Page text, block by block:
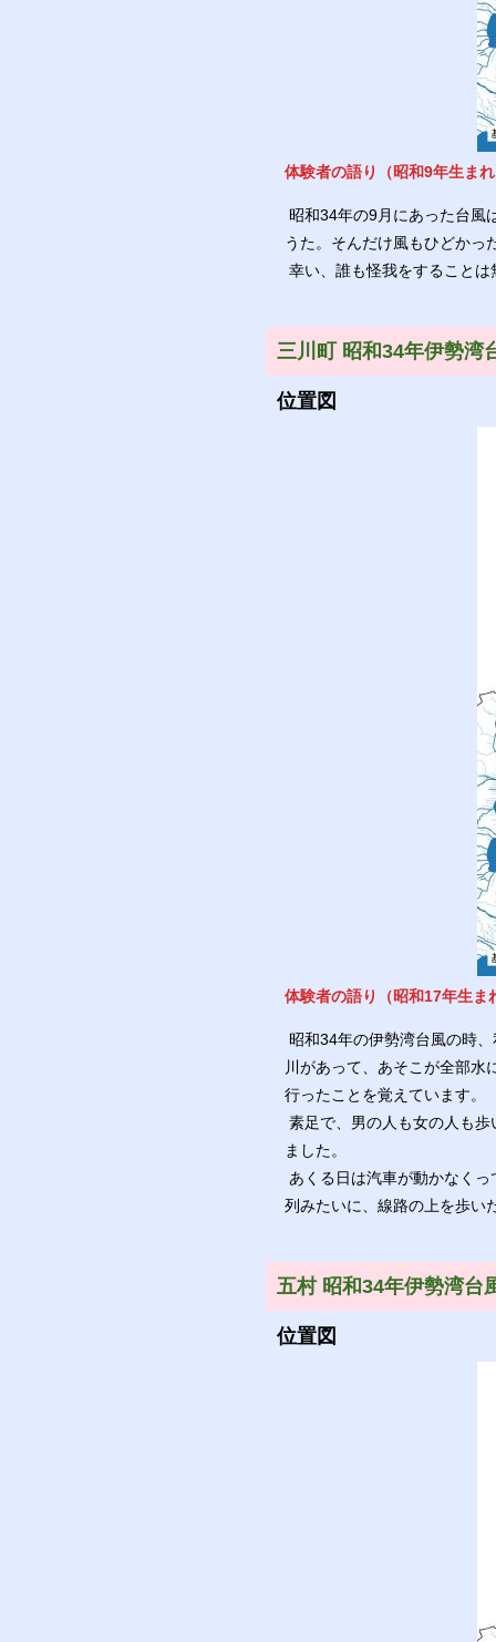
体験者の語り（昭和9年生ま
昭和34年の9月にあった台風
うた。そんだけ風もひどかっ
幸い、誰も怪我をすること
三川町 昭和34年伊勢湾
位置図
体験者の語り（昭和17年生ま
昭和34年の伊勢湾台風の時
川があって、あそこが全部水
行ったことを覚えています。
素足で、男の人も女の人も
ました。
あくる日は汽車が動かなく
列みたいに、線路の上を歩い
五村 昭和34年伊勢湾台
位置図